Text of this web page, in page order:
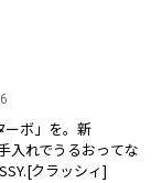
ーボ」を。新
入れでうるおってな
クラッシィ]